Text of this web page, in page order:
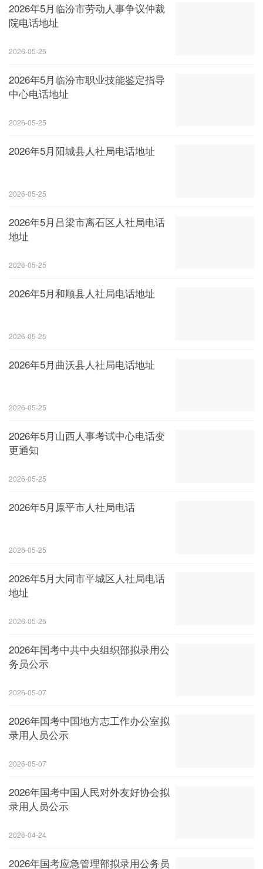
2026年5月临汾市劳动人事争议仲裁
院电话地址
2026-05-25
2026年5月临汾市职业技能鉴定指导
中心电话地址
2026-05-25
2026年5月阳城县人社局电话地址
2026-05-25
2026年5月吕梁市离石区人社局电话
地址
2026-05-25
2026年5月和顺县人社局电话地址
2026-05-25
2026年5月曲沃县人社局电话地址
2026-05-25
2026年5月山西人事考试中心电话变
更通知
2026-05-25
2026年5月原平市人社局电话
2026-05-25
2026年5月大同市平城区人社局电话
地址
2026-05-25
2026年国考中共中央组织部拟录用公
务员公示
2026-05-07
2026年国考中国地方志工作办公室拟
录用人员公示
2026-05-07
2026年国考中国人民对外友好协会拟
录用人员公示
2026-04-24
2026年国考应急管理部拟录用公务员